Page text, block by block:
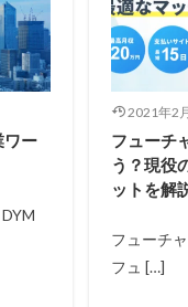
ワー
2021年2
フューチ
う？現役
ットを解
フューチ
フュ […]